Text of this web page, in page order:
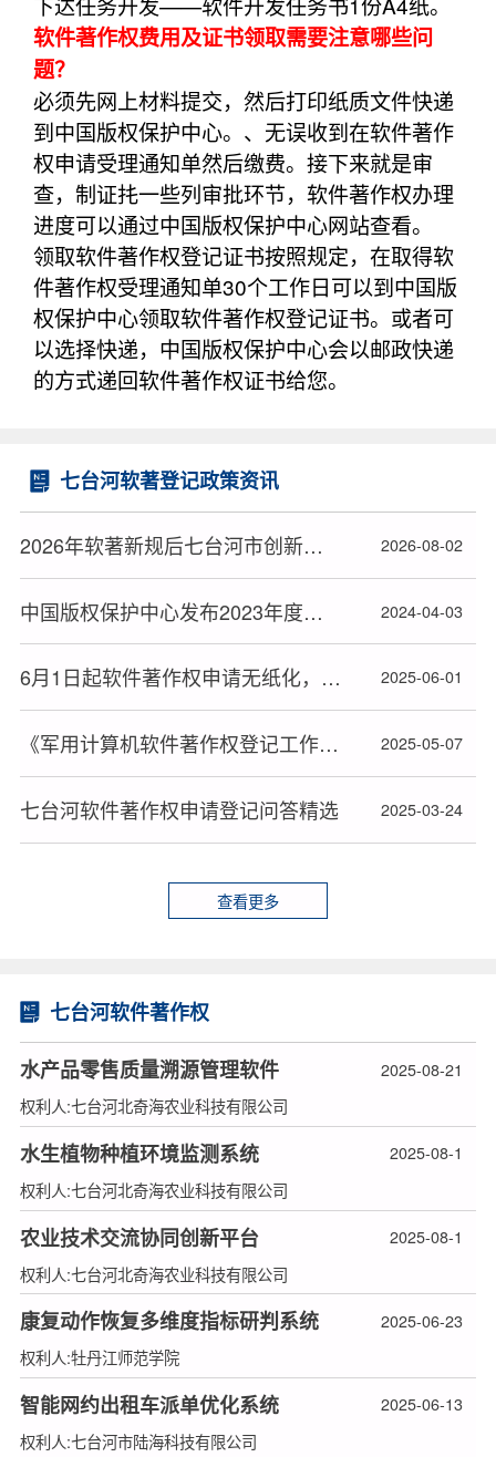
软件著作权费用及证书领取需要注意哪些问
题？
必须先网上材料提交，然后打印纸质文件快递
到中国版权保护中心。、无误收到在软件著作
权申请受理通知单然后缴费。接下来就是审
查，制证扥一些列审批环节，软件著作权办理
进度可以通过中国版权保护中心网站查看。
领取软件著作权登记证书按照规定，在取得软
件著作权受理通知单30个工作日可以到中国版
权保护中心领取软件著作权登记证书。或者可
以选择快递，中国版权保护中心会以邮政快递
的方式递回软件著作权证书给您。
七台河软著登记政策资讯
2026年软著新规后七台河市创新主体软件著作权办理顺利拿证全流程指南 2026-08-02
中国版权保护中心发布2023年度十大著作权人候选人名单 2024-04-03
6月1日起软件著作权申请无纸化，材料审查或更严格 2025-06-01
《军用计算机软件著作权登记工作暂行办法》全文发布 2025-05-07
七台河软件著作权申请登记问答精选 2025-03-24
查看更多
七台河软件著作权
水产品零售质量溯源管理软件
2025-08-21
权利人:七台河北奇海农业科技有限公司
水生植物种植环境监测系统
2025-08-1
权利人:七台河北奇海农业科技有限公司
农业技术交流协同创新平台
2025-08-1
权利人:七台河北奇海农业科技有限公司
康复动作恢复多维度指标研判系统
2025-06-23
权利人:牡丹江师范学院
智能网约出租车派单优化系统
2025-06-13
权利人:七台河市陆海科技有限公司